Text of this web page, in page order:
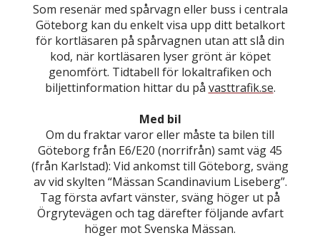
Som resenär med spårvagn eller buss i centrala
Göteborg kan du enkelt visa upp ditt betalkort
för kortläsaren på spårvagnen utan att slå din
kod, när kortläsaren lyser grönt är köpet
genomfört. Tidtabell för lokaltrafiken och
biljettinformation hittar du på vasttrafik.se.
Med bil
Om du fraktar varor eller måste ta bilen till
Göteborg från E6/E20 (norrifrån) samt väg 45
(från Karlstad): Vid ankomst till Göteborg, sväng
av vid skylten “Mässan Scandinavium Liseberg”.
Tag första avfart vänster, sväng höger ut på
Örgrytevägen och tag därefter följande avfart
höger mot Svenska Mässan.